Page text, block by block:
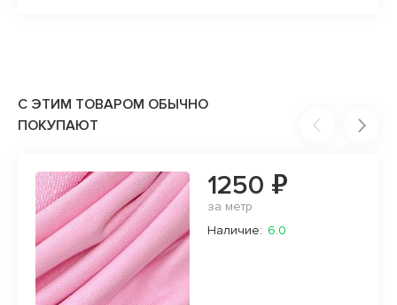
С ЭТИМ ТОВАРОМ ОБЫЧНО
ПОКУПАЮТ
1250 ₽
за метр
Наличие: 6.0